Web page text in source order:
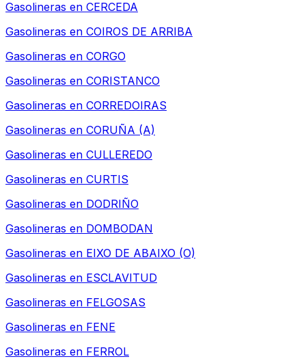
Gasolineras en CERCEDA
Gasolineras en COIROS DE ARRIBA
Gasolineras en CORGO
Gasolineras en CORISTANCO
Gasolineras en CORREDOIRAS
Gasolineras en CORUÑA (A)
Gasolineras en CULLEREDO
Gasolineras en CURTIS
Gasolineras en DODRIÑO
Gasolineras en DOMBODAN
Gasolineras en EIXO DE ABAIXO (O)
Gasolineras en ESCLAVITUD
Gasolineras en FELGOSAS
Gasolineras en FENE
Gasolineras en FERROL